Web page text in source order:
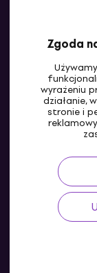
Zgoda
wyrażeniu
działanie,
stronie i